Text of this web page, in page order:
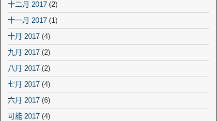
十二月 2017 (2)
十一月 2017 (1)
十月 2017 (4)
九月 2017 (2)
八月 2017 (2)
七月 2017 (4)
六月 2017 (6)
可能 2017 (4)